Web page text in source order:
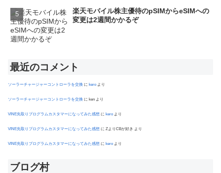
楽天モバイル株主優待のpSIMからeSIMへの
変更は2週間かかるぞ
最近のコメント
ソーラーチャージャーコントローラを交換 に kero より
ソーラーチャージャーコントローラを交換 に ken より
VINE先取りプログラムカスタマーになってみた感想 に kero より
VINE先取りプログラムカスタマーになってみた感想 に ZよりCBが好き より
VINE先取りプログラムカスタマーになってみた感想 に kero より
ブログ村